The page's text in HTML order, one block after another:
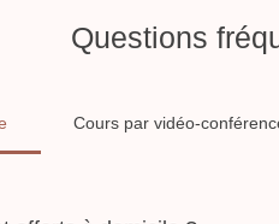
Questions
Cours par vidéo-